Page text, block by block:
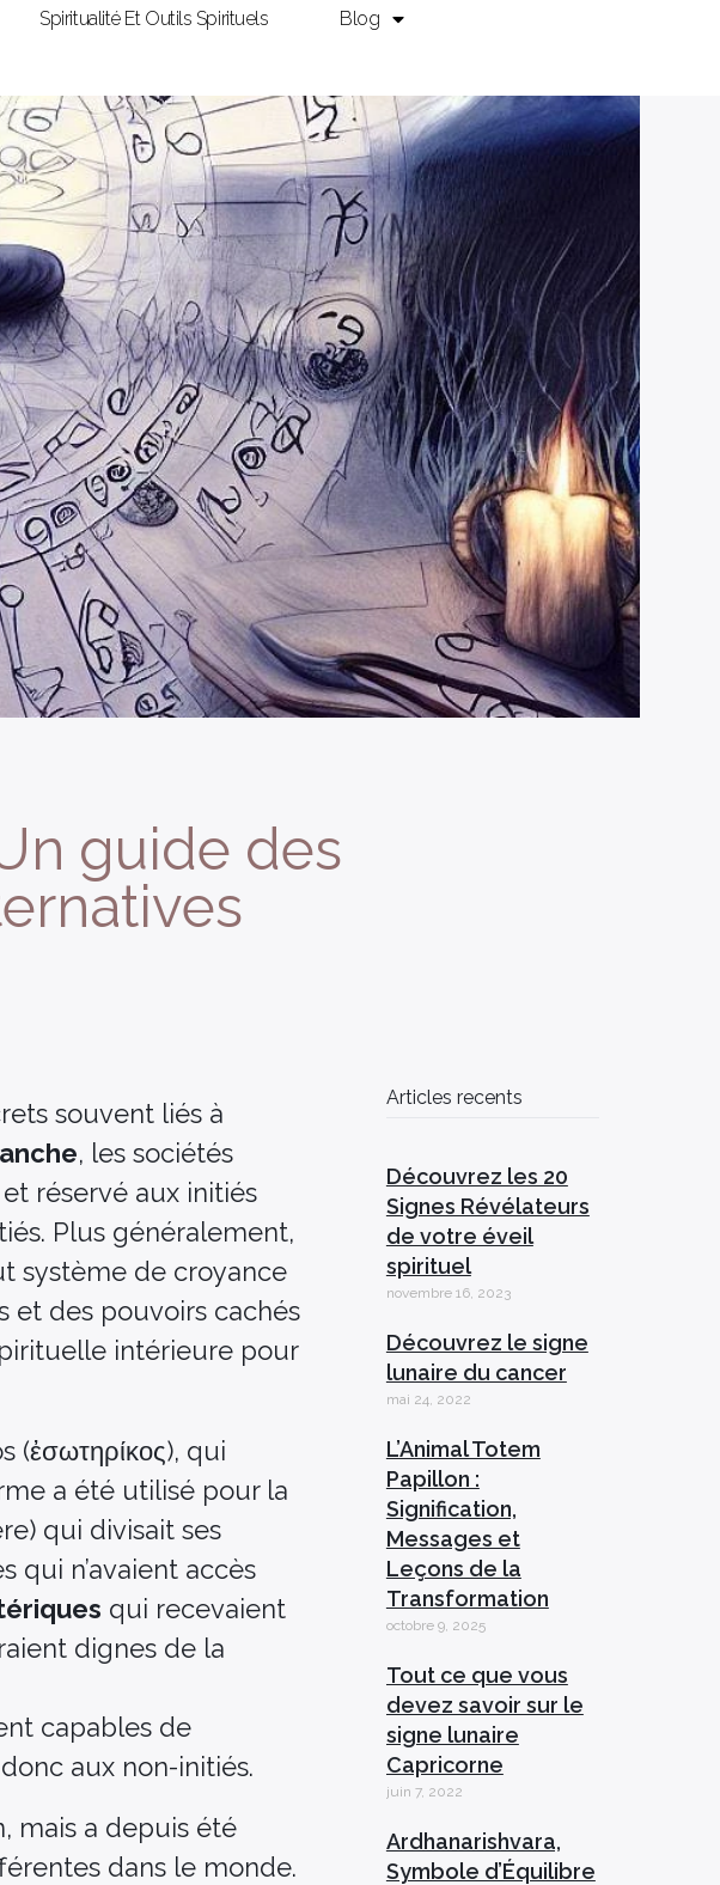
Spiritualité Et Outils Spirituels Blog
guide des
souvent liés à
, les sociétés
et réservé aux initiés
Plus généralement,
système de croyance
et des pouvoirs cachés
intérieure pour
qui
a été utilisé pour la
qui divisait ses
qui n’avaient accès
qui recevaient
dignes de la
capables de
aux non-initiés.
mais a depuis été
dans le monde.
Articles recents
Découvrez les 20
Signes Révélateurs
de votre éveil
spirituel
novembre 16, 2023
Découvrez le signe
lunaire du cancer
mai 24, 2022
L’Animal Totem
Papillon :
Signification,
Messages et
Leçons de la
Transformation
octobre 9, 2025
Tout ce que vous
devez savoir sur le
signe lunaire
Capricorne
juin 7, 2022
Ardhanarishvara,
Symbole d’Équilibre